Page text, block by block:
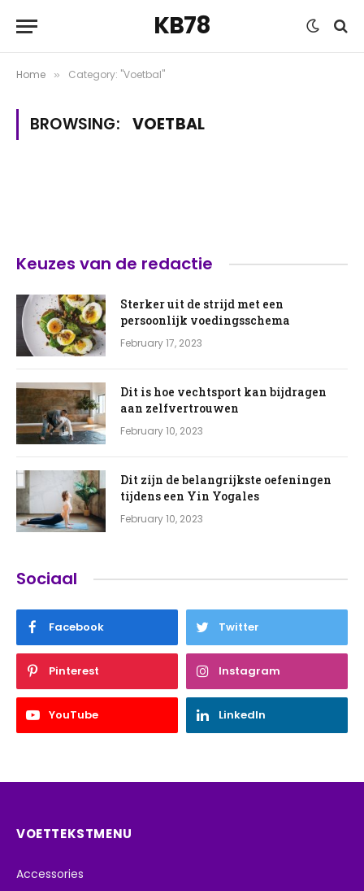
KB78
Home » Category: "Voetbal"
BROWSING: VOETBAL
Keuzes van de redactie
Sterker uit de strijd met een
persoonlijk voedingsschema
February 17, 2023
Dit is hoe vechtsport kan bijdragen
aan zelfvertrouwen
February 10, 2023
Dit zijn de belangrijkste oefeningen
tijdens een Yin Yogales
February 10, 2023
Sociaal
Facebook Twitter
Pinterest Instagram
YouTube LinkedIn
VOETTEKSTMENU
Accessories